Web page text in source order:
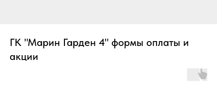
ГК "Марин Гарден 4" формы оплаты и
акции